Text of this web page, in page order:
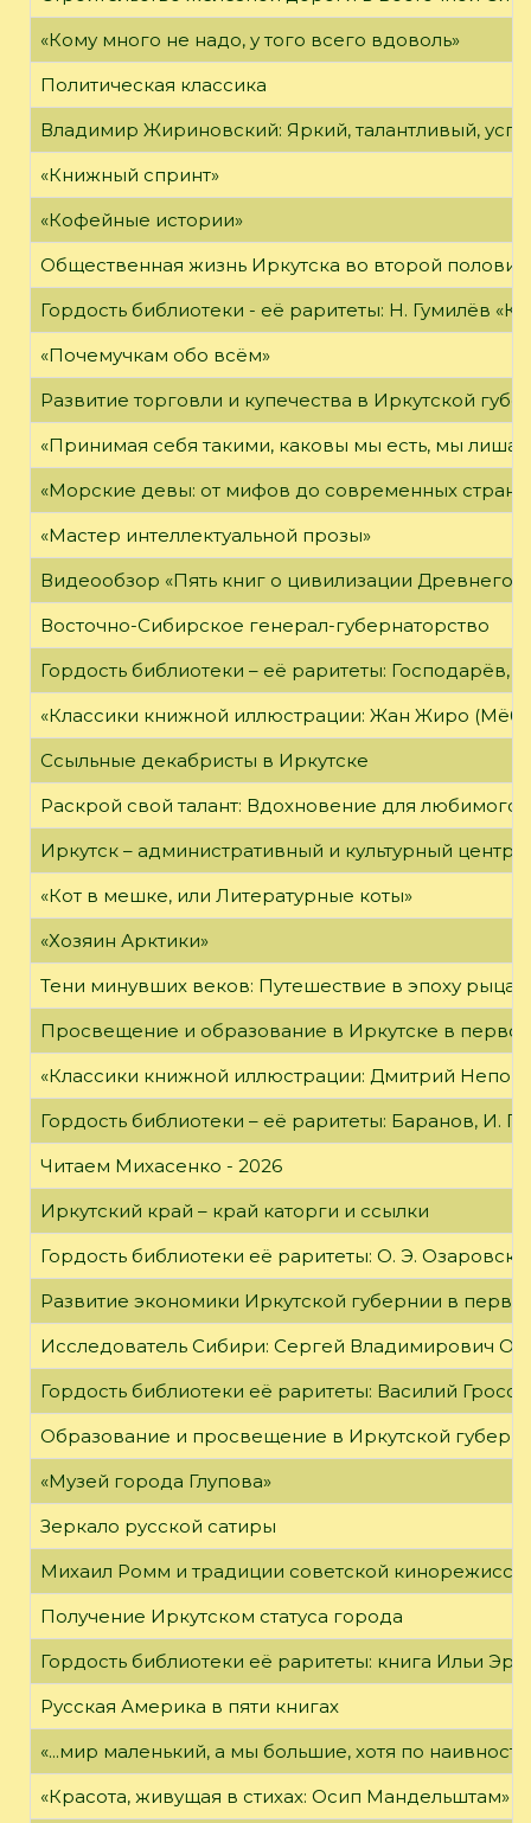
«Кому много не надо, у того всего вдоволь»
Политическая классика
Владимир Жириновский: Яркий, талантливый,
«Книжный спринт»
«Кофейные истории»
Общественная жизнь Иркутска во второй
Гордость библиотеки - её раритеты: Н. Гумилёв
«Почемучкам обо всём»
Развитие торговли и купечества в Иркутской
«Принимая себя такими, каковы мы есть, мы
«Морские девы: от мифов до современных
«Мастер интеллектуальной прозы»
Видеообзор «Пять книг о цивилизации Древнего
Восточно-Сибирское генерал-губернаторство
Гордость библиотеки – её раритеты:
«Классики книжной иллюстрации: Жан Жиро
Ссыльные декабристы в Иркутске
Раскрой свой талант: Вдохновение для любимого
Иркутск – административный и культурный центр
«Кот в мешке, или Литературные коты»
«Хозяин Арктики»
Тени минувших веков: Путешествие в эпоху
Просвещение и образование в Иркутске в
«Классики книжной иллюстрации: Дмитрий
Гордость библиотеки – её раритеты: Баранов, И.
Читаем Михасенко - 2026
Иркутский край – край каторги и ссылки
Гордость библиотеки её раритеты: О. Э.
Развитие экономики Иркутской губернии в
Исследователь Сибири: Сергей Владимирович
Гордость библиотеки её раритеты: Василий
Образование и просвещение в Иркутской
«Музей города Глупова»
Зеркало русской сатиры
Михаил Ромм и традиции советской
Получение Иркутском статуса города
Гордость библиотеки её раритеты: книга Ильи
Русская Америка в пяти книгах
«...мир маленький, а мы большие, хотя по
«Красота, живущая в стихах: Осип Мандельштам»